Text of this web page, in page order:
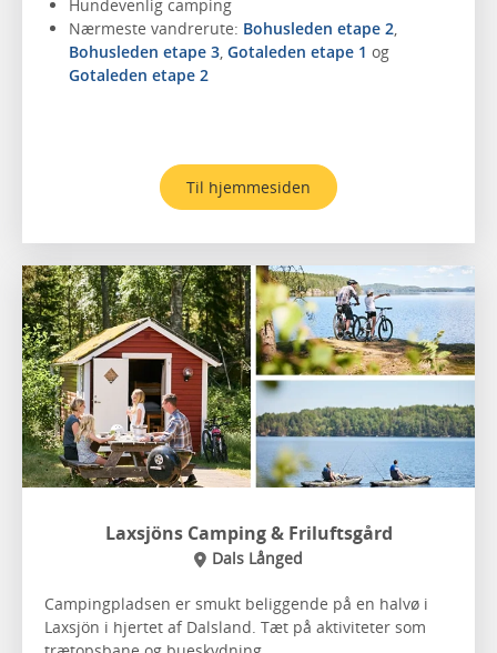
Hundevenlig camping
Nærmeste vandrerute: Bohusleden etape 2,
Bohusleden etape 3, Gotaleden etape 1 og
Gotaleden etape 2
Til hjemmesiden
Laxsjöns Camping & Friluftsgård
Dals Långed
Campingpladsen er smukt beliggende på en halvø i
Laxsjön i hjertet af Dalsland. Tæt på aktiviteter som